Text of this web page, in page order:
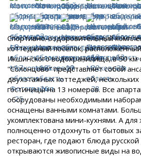
Спортивно-оздоровительный
коттеджный поселок,
Икшинского водохранилища, в 50 км
"Солонцово" представляет собой
двухэтажных коттеджей,
гостиницы на 13 номеров. Все
оборудованы необходимыми
оснащены ванными комнатами.
укомплектована мини-кухнями. А
полноценно отдохнуть от бытовых
ресторан, где подают блюда русской
открываются живописные виды на